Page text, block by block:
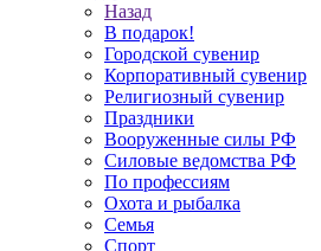
Назад
В подарок!
Городской сувенир
Корпоративный сувенир
Религиозный сувенир
Праздники
Вооруженные силы РФ
Силовые ведомства РФ
По профессиям
Охота и рыбалка
Семья
Спорт